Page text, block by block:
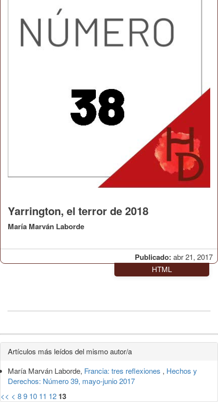
Publicado: abr 21, 2017
Yarrington, el terror de 2018
María Marván Laborde
HTML
Detalles
del
artículo
Artículos más leídos del mismo autor/a
María Marván Laborde, Francia: tres reflexiones , Hechos y
Derechos: Número 39, mayo-junio 2017
<< < 89 10 11 12 13